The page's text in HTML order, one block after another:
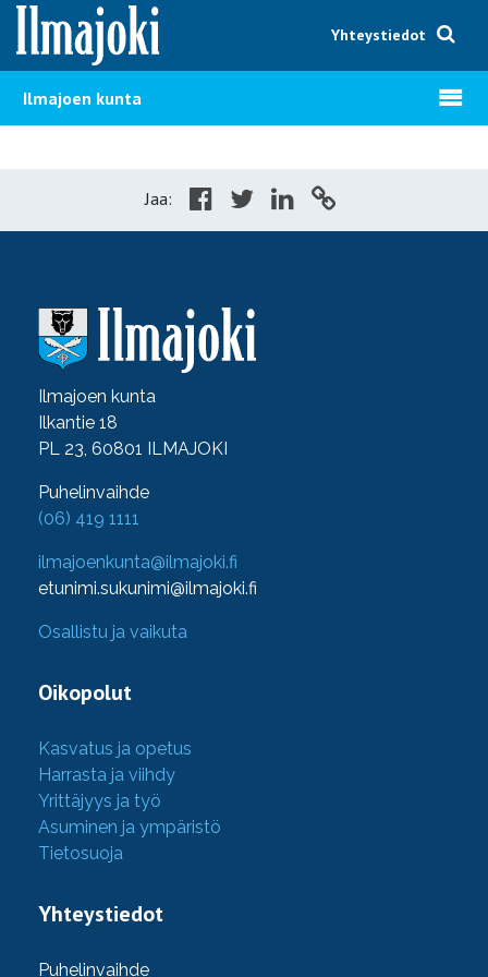
Hyppää sisältöön
Yhteystiedot
Ilmajoen kunta Avaa
Jaa:
Ilmajoen kunta
Ilkantie 18
PL 23, 60801 ILMAJOKI
Puhelinvaihde
(06) 419 1111
ilmajoenkunta@ilmajoki.fi
etunimi.sukunimi@ilmajoki.fi
Osallistu ja vaikuta
Oikopolut
Kasvatus ja opetus
Harrasta ja viihdy
Yrittäjyys ja työ
Asuminen ja ympäristö
Tietosuoja
Yhteystiedot
Puhelinvaihde